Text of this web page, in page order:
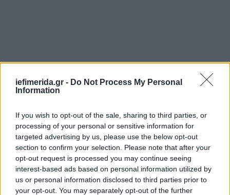
iefimerida.gr - Do Not Process My Personal
Information
If you wish to opt-out of the sale, sharing to third parties, or
processing of your personal or sensitive information for
targeted advertising by us, please use the below opt-out
section to confirm your selection. Please note that after your
opt-out request is processed you may continue seeing
interest-based ads based on personal information utilized by
us or personal information disclosed to third parties prior to
your opt-out. You may separately opt-out of the further